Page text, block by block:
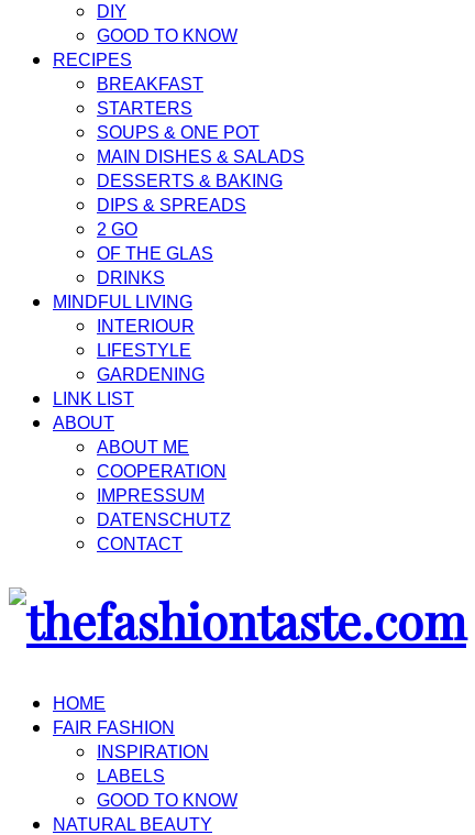
DIY
GOOD TO KNOW
RECIPES
BREAKFAST
STARTERS
SOUPS & ONE POT
MAIN DISHES & SALADS
DESSERTS & BAKING
DIPS & SPREADS
2 GO
OF THE GLAS
DRINKS
MINDFUL LIVING
INTERIOUR
LIFESTYLE
GARDENING
LINK LIST
ABOUT
ABOUT ME
COOPERATION
IMPRESSUM
DATENSCHUTZ
CONTACT
HOME
FAIR FASHION
INSPIRATION
LABELS
GOOD TO KNOW
NATURAL BEAUTY